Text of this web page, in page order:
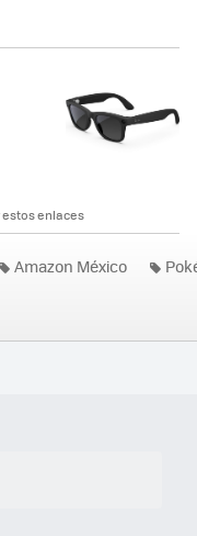
estos enlaces
Amazon México